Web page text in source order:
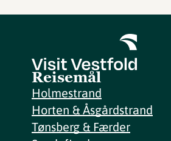
Reisemål
Holmestrand
Horten & Åsgårdstrand
Tønsberg & Færder